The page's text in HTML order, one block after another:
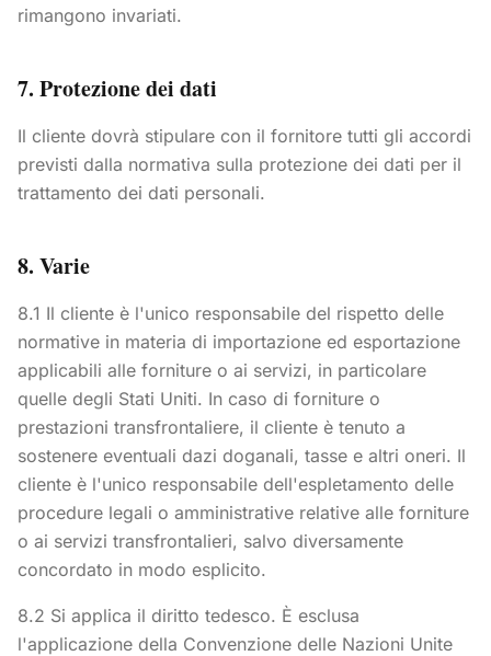
rimangono invariati.
7. Protezione dei dati
Il cliente dovrà stipulare con il fornitore tutti gli accordi
previsti dalla normativa sulla protezione dei dati per il
trattamento dei dati personali.
8. Varie
8.1 Il cliente è l'unico responsabile del rispetto delle
normative in materia di importazione ed esportazione
applicabili alle forniture o ai servizi, in particolare
quelle degli Stati Uniti. In caso di forniture o
prestazioni transfrontaliere, il cliente è tenuto a
sostenere eventuali dazi doganali, tasse e altri oneri. Il
cliente è l'unico responsabile dell'espletamento delle
procedure legali o amministrative relative alle forniture
o ai servizi transfrontalieri, salvo diversamente
concordato in modo esplicito.
8.2 Si applica il diritto tedesco. È esclusa
l'applicazione della Convenzione delle Nazioni Unite